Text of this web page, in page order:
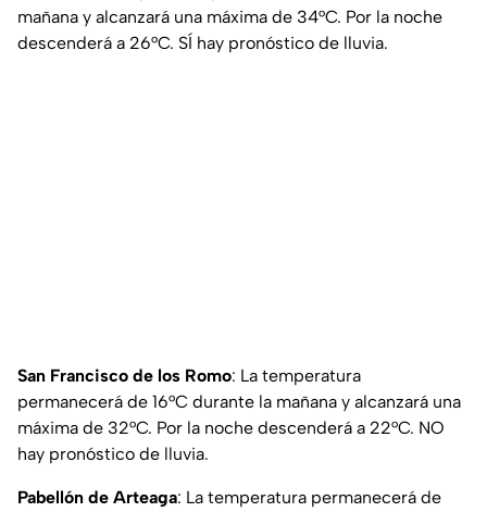
mañana y alcanzará una máxima de 34°C. Por la noche
descenderá a 26°C. SÍ hay pronóstico de lluvia.
San Francisco de los Romo: La temperatura
permanecerá de 16°C durante la mañana y alcanzará una
máxima de 32°C. Por la noche descenderá a 22°C. NO
hay pronóstico de lluvia.
Pabellón de Arteaga: La temperatura permanecerá de